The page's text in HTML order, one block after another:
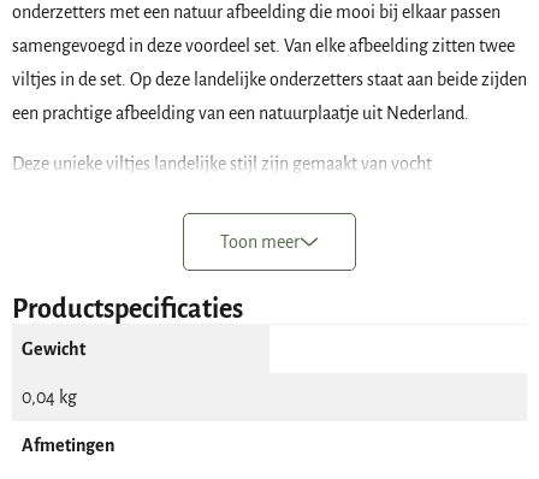
onderzetters met een natuur afbeelding die mooi bij elkaar passen
samengevoegd in deze voordeel set. Van elke afbeelding zitten twee
viltjes in de set. Op deze landelijke onderzetters staat aan beide zijden
een prachtige afbeelding van een natuurplaatje uit Nederland.
Deze unieke viltjes landelijke stijl zijn gemaakt van vocht
afbeelding. De hoeken zijn mooi afgerond.
onze webwinkel bakjes om de landelijke viltjes in te plaatsen.
Toon meer
Productspecificaties
Gewicht
0,04 kg
Afmetingen